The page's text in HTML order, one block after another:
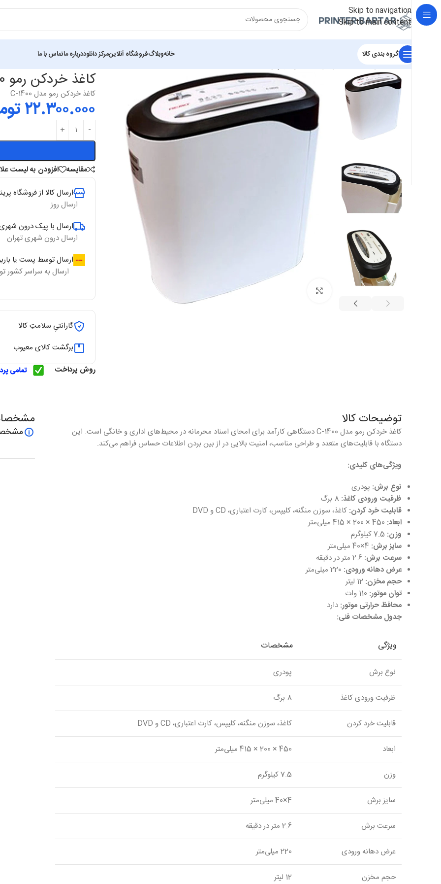
Skip to navigation
Skip to main content
گروه بندی کالا خانهوبلاگفروشگاه آنلاینمرکز دانلوددرباره ماتماس با ما
خانه/سایر کالاها
کاغذ خردکن رمو 1400
کاغذ خردکن رمو مدل C-1400
۲۲.۳۰۰.۰۰۰
مقایسه
افزودن به لیست
ارسال کالا از فروشگاه
ارسال روز
ارسال با پیک درون
ارسال درون شهری تهران
ارسال توسط پست یا
ارسال به سراسر کشور
گارانتیِ سلامتِ کالا
برگشت کالای معیوب
روش پرداخت
توضیحات کالا
کاغذ خردکن رمو مدل C-1400 دستگاهی کارآمد برای امحای اسناد محرمانه در محیط‌های اداری و خانگی است. این
دستگاه با قابلیت‌های متعدد و طراحی مناسب، امنیت بالایی در از بین بردن اطلاعات حساس فراهم می‌کند.
ویژگی‌های کلیدی:
نوع برش: پودری
ظرفیت ورودی کاغذ:
قابلیت خرد کردن: کاغذ، سوزن منگنه، کلیپس، کارت اعتباری، CD و DVD
ابعاد:
وزن:
سایز برش:
سرعت برش:
عرض دهانه ورودی:
حجم مخزن:
توان موتور:
محافظ حرارتی موتور: دارد
جدول مشخصات فنی:
ویژگی مشخصات
نوع برش پودری
ظرفیت ورودی کاغذ 8 برگ
قابلیت خرد کردن کاغذ، سوزن منگنه، کلیپس، کارت اعتباری، CD و DVD
ابعاد 450 × 200 × 415 میلی‌متر
وزن 7.5 کیلوگرم
سایز برش 4×40 میلی‌متر
سرعت برش 2.6 متر در دقیقه
عرض دهانه ورودی 220 میلی‌متر
حجم مخزن 12 لیتر